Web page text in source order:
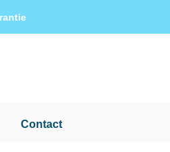
Contact